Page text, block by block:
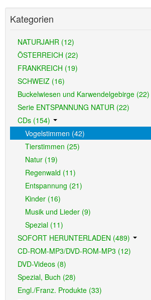
Kategorien
NATURJAHR (12)
ÖSTERREICH (22)
FRANKREICH (19)
SCHWEIZ (16)
Buckelwiesen und Karwendelgebirge (22)
Serie ENTSPANNUNG NATUR (22)
CDs (154)
Vogelstimmen (42)
Tierstimmen (25)
Natur (19)
Regenwald (11)
Entspannung (21)
Kinder (16)
Musik und Lieder (9)
Spezial (11)
SOFORT HERUNTERLADEN (489)
CD-ROM-MP3/DVD-ROM-MP3 (12)
DVD-Videos (8)
Spezial, Buch (28)
Engl./Franz. Produkte (33)